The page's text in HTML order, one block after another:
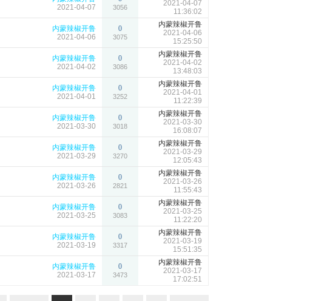
2021-04-07
3056
2021-04-07
11:36:02
内蒙辣椒开鲁
2021-04-06
0
3075
内蒙辣椒开鲁
2021-04-06
15:25:50
内蒙辣椒开鲁
2021-04-02
0
3086
内蒙辣椒开鲁
2021-04-02
13:48:03
内蒙辣椒开鲁
2021-04-01
0
3252
内蒙辣椒开鲁
2021-04-01
11:22:39
内蒙辣椒开鲁
2021-03-30
0
3018
内蒙辣椒开鲁
2021-03-30
16:08:07
内蒙辣椒开鲁
2021-03-29
0
3270
内蒙辣椒开鲁
2021-03-29
12:05:43
内蒙辣椒开鲁
2021-03-26
0
2821
内蒙辣椒开鲁
2021-03-26
11:55:43
内蒙辣椒开鲁
2021-03-25
0
3083
内蒙辣椒开鲁
2021-03-25
11:22:20
内蒙辣椒开鲁
2021-03-19
0
3317
内蒙辣椒开鲁
2021-03-19
15:51:35
内蒙辣椒开鲁
2021-03-17
0
3473
内蒙辣椒开鲁
2021-03-17
17:02:51